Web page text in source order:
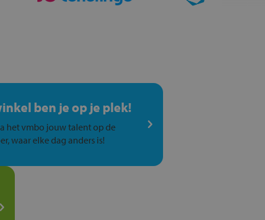
ben je op je plek!
het vmbo jouw talent op de
waar elke dag anders is!